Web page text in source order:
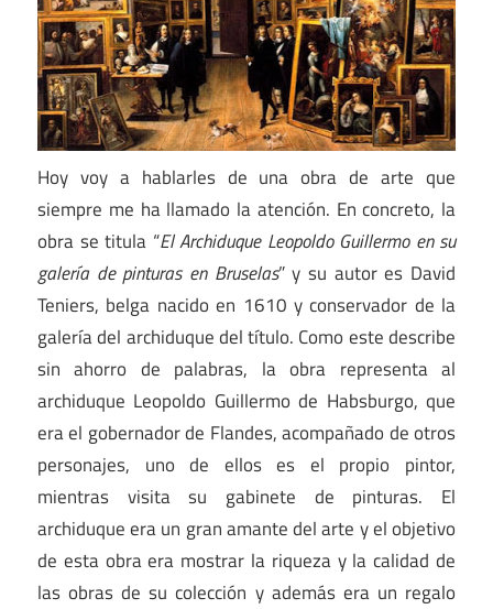
Hoy voy a hablarles de una obra de arte que
siempre me ha llamado la atención. En concreto, la
obra se titula “El Archiduque Leopoldo Guillermo en su
galería de pinturas en Bruselas” y su autor es David
Teniers, belga nacido en 1610 y conservador de la
galería del archiduque del título. Como este describe
sin ahorro de palabras, la obra representa al
archiduque Leopoldo Guillermo de Habsburgo, que
era el gobernador de Flandes, acompañado de otros
personajes, uno de ellos es el propio pintor,
mientras visita su gabinete de pinturas. El
archiduque era un gran amante del arte y el objetivo
de esta obra era mostrar la riqueza y la calidad de
las obras de su colección y además era un regalo